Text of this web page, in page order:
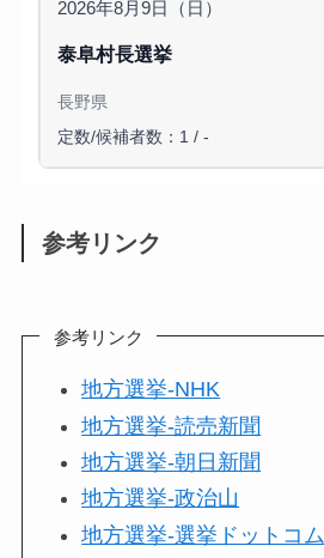
2026年8月9日（日）
泰阜村長選挙
長野県
定数/候補者数：1 / -
参考リンク
参考リンク
地方選挙-NHK
地方選挙-読売新聞
地方選挙-朝日新聞
地方選挙-政治山
地方選挙-選挙ドットコム